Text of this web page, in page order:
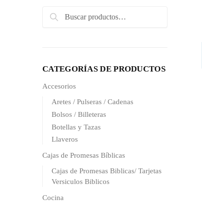
Search
Search
CATEGORÍAS DE PRODUCTOS
Accesorios
Aretes / Pulseras / Cadenas
Bolsos / Billeteras
Botellas y Tazas
Llaveros
Cajas de Promesas Bíblicas
Cajas de Promesas Biblicas/ Tarjetas
Versiculos Biblicos
Cocina